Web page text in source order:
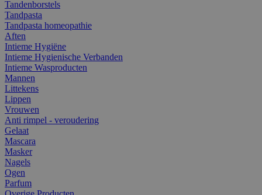
Tandenborstels
Tandpasta
Tandpasta homeopathie
Aften
Intieme Hygiëne
Intieme Hygienische Verbanden
Intieme Wasproducten
Mannen
Littekens
Lippen
Vrouwen
Anti rimpel - veroudering
Gelaat
Mascara
Masker
Nagels
Ogen
Parfum